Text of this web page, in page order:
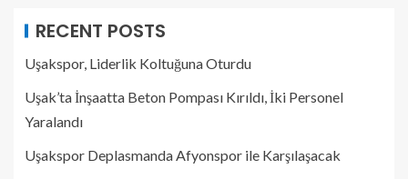
RECENT POSTS
Uşakspor, Liderlik Koltuğuna Oturdu
Uşak’ta İnşaatta Beton Pompası Kırıldı, İki Personel
Yaralandı
Uşakspor Deplasmanda Afyonspor ile Karşılaşacak